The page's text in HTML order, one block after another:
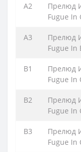
A2
Прелюд
Fugue In
A3
Прелюд
Fugue In
B1
Прелюд
Fugue In
B2
Прелюд
Fugue In
B3
Прелюд
Fugue In